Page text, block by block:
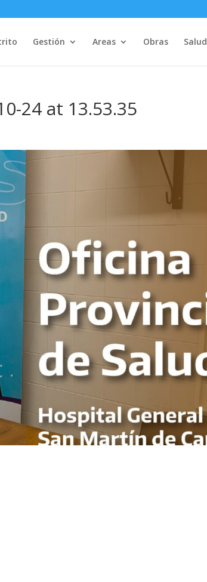
Gestión Areas Obras Salud
24 at 13.53.35